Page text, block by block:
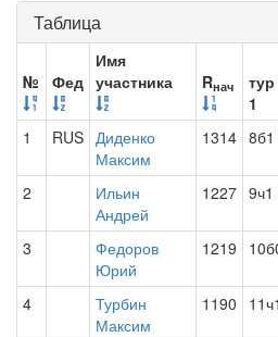
Таблица
№ Фед
Имя
участника
Rнач
тур
1
1
RUS Диденко
Максим
1314 8б1
2
Ильин
Андрей
1227 9ч1
3
Федоров
Юрий
1219
4
Турбин
Максим
1190 11ч1